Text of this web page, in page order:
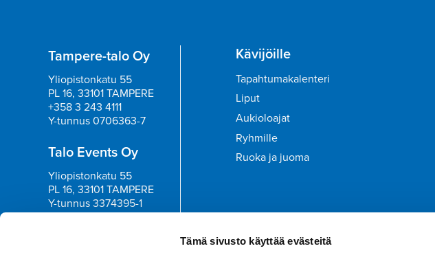
Tämä sivusto käyttää evästeitä
Tampere-talo Oy
Yliopistonkatu 55
PL 16, 33101 TAMPERE
+358 3 243 4111
Y-tunnus 0706363-7
Talo Events Oy
Yliopistonkatu 55
PL 16, 33101 TAMPERE
Y-tunnus 3374395-1
Kävijöille
Tapahtumakalenteri
Liput
Aukioloajat
Ryhmille
Ruoka ja juoma
Tilaa uutiskirje